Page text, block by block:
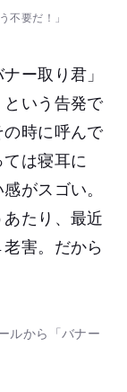
不要だ！」
ー取り君」
いう告発で
時に呼んで
は寝耳に
がスゴい。
たり、最近
害。だから
ルから「バナー